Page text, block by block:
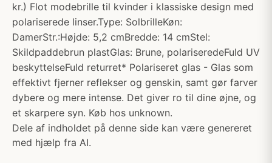
kr.) Flot modebrille til kvinder i klassiske design med
polariserede linser.Type: SolbrilleKøn:
DamerStr.:Højde: 5,2 cmBredde: 14 cmStel:
Skildpaddebrun plastGlas: Brune, polariseredeFuld UV
beskyttelseFuld returret* Polariseret glas - Glas som
effektivt fjerner reflekser og genskin, samt gør farver
dybere og mere intense. Det giver ro til dine øjne, og
et skarpere syn. Køb hos unknown.
Dele af indholdet på denne side kan være genereret
med hjælp fra AI.